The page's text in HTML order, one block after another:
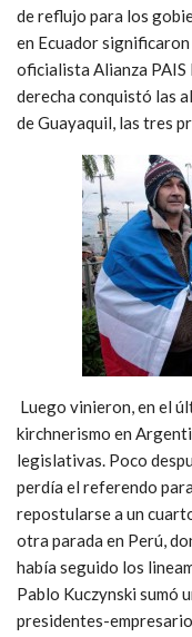
de reflujo para los
en Ecuador
oficialista Alianza
derecha conquistó las
de Guayaquil, las tres
Luego vinieron, en el
kirchnerismo en
legislativas. Poco
perdía el referendo
repostularse a un
otra parada en Perú,
había seguido los
Pablo Kuczynski sumó
presidentes-